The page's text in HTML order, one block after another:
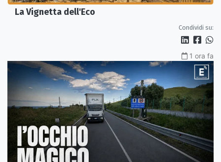
La Vignetta dell'Eco
Condividi su:
1 ora fa